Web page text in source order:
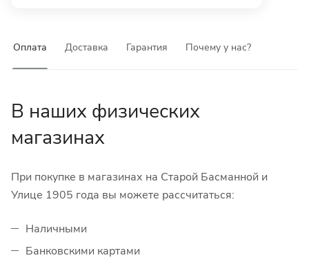
Оплата Доставка Гарантия Почему у нас?
В наших физических
магазинах
При покупке в магазинах на Старой Басманной и
Улице 1905 года вы можете рассчитаться:
Наличными
Банковскими картами